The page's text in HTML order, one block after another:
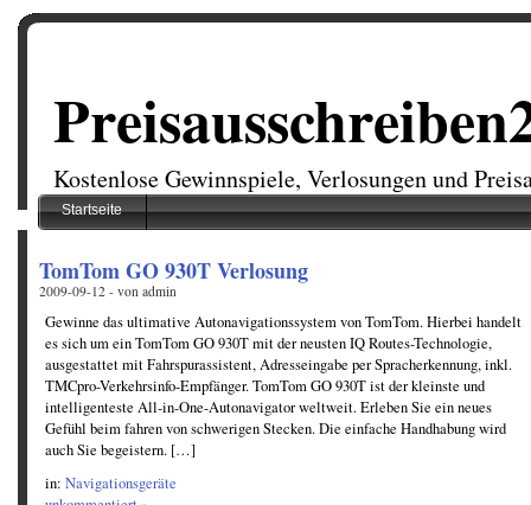
Kostenlose Gewinnspiele, Verlosungen und
Startseite
TomTom GO 930T Verlosung
2009-09-12 - von admin
Gewinne das ultimative Autonavigationssystem von TomTom. Hierbei handelt
es sich um ein TomTom GO 930T mit der neusten IQ Routes-Technologie,
ausgestattet mit Fahrspurassistent, Adresseingabe per Spracherkennung, inkl.
TMCpro-Verkehrsinfo-Empfänger. TomTom GO 930T ist der kleinste und
intelligenteste All-in-One-Autonavigator weltweit. Erleben Sie ein neues
Gefühl beim fahren von schwerigen Stecken. Die einfache Handhabung wird
auch Sie begeistern. […]
in: Navigationsgeräte